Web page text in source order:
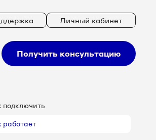
Личный кабинет
Получить консультацию
подключить
работает